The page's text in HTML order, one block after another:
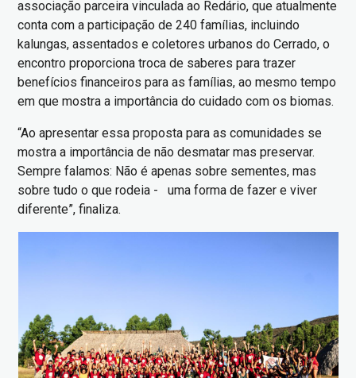
associação parceira vinculada ao Redário, que atualmente
conta com a participação de 240 famílias, incluindo
kalungas, assentados e coletores urbanos do Cerrado, o
encontro proporciona troca de saberes para trazer
benefícios financeiros para as famílias, ao mesmo tempo
em que mostra a importância do cuidado com os biomas.
“Ao apresentar essa proposta para as comunidades se
mostra a importância de não desmatar mas preservar.
Sempre falamos: Não é apenas sobre sementes, mas
sobre tudo o que rodeia - uma forma de fazer e viver
diferente”, finaliza.